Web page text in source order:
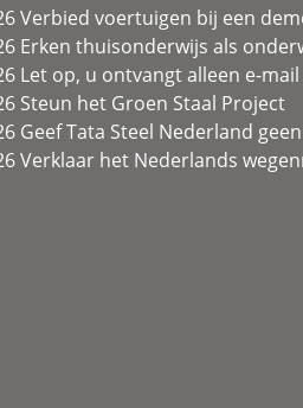
Verbied voertuigen bij een
Erken thuisonderwijs als
Let op, u ontvangt alleen e-
Steun het Groen Staal Project
Geef Tata Steel Nederland
Verklaar het Nederlands